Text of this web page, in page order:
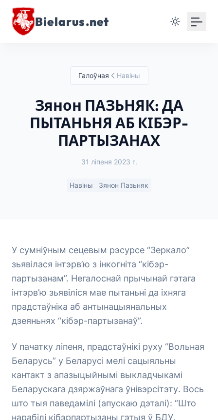
Bielarus.net
Галоўная Навіны
Зянон ПАЗЬНЯК: ДА
ПЫТАНЬНЯ АБ КІБЭР-
ПАРТЫЗАНАХ
31 ліпеня 2023 г.
Навіны Зянон Пазьняк
У сумніўным сецевым рэсурсе “Зеркало”
зьявілася інтэрв’ю з інкогніта “кібэр-
партызанам”. Негалоснай прычынай гэтага
інтэрв’ю зьявіліся мае пытаньні да іхняга
прадстаўніка аб антынацыянальных
дзеяньнях “кібэр-партызанаў”.
У пачатку ліпеня, прадстаўнікі руху “Вольная
Беларусь” у Беларусі мелі сацыяльны
кантакт з апазыцыйнымі выкладчыкамі
Беларускага дзяржаўнага ўнівэрсітэту. Вось
што тыя паведамілі (апускаю дэталі): “Што
нарабілі кібэрпартызаны гэтыя ў БДУ.